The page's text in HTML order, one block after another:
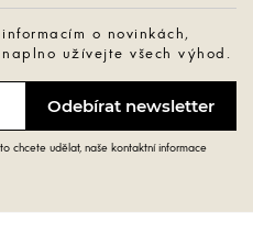
o novinkách,
užívejte všech výhod.
chcete udělat, naše kontaktní informace